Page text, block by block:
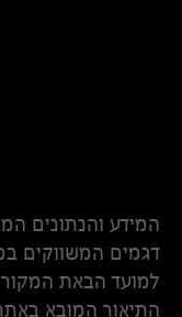
המידע והנתונים
דגמים המשווקים
למועד הבאת המקור
התיאור המובא